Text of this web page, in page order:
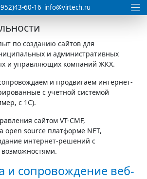
60-16 info@virtech.ru
по созданию сайтов для
и административных
и управляющих компаний ЖКХ.
и продвигаем интернет-
с учетной системой
с 1С).
сайтом VT-CMF,
open source платформе NET,
интернет-решений с
и сопровождение веб-